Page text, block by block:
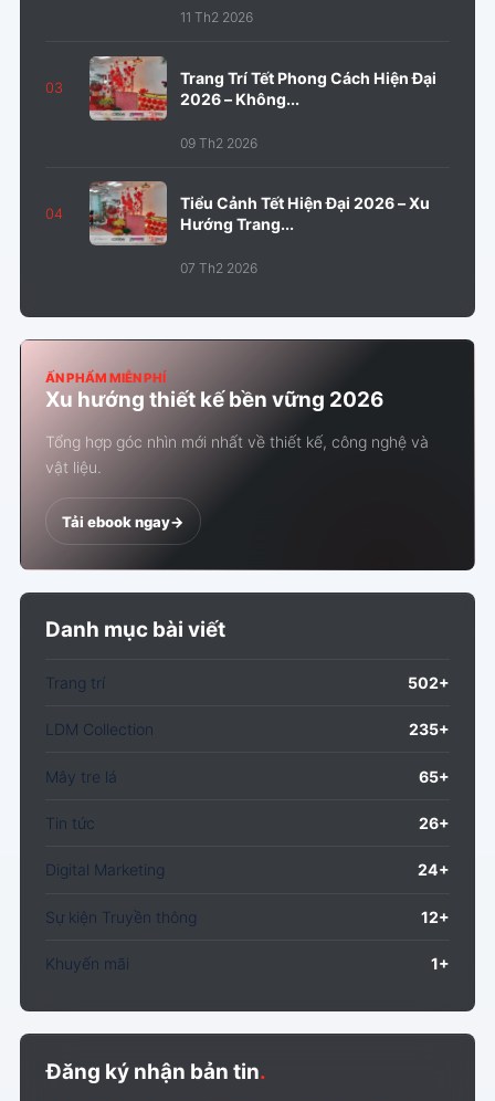
11 Th2 2026
03
Trang Trí Tết Phong Cách Hiện Đại
2026 – Không...
09 Th2 2026
04
Tiểu Cảnh Tết Hiện Đại 2026 – Xu
Hướng Trang...
07 Th2 2026
ẤN PHẨM MIỄN PHÍ
Xu hướng thiết kế bền vững 2026
Tổng hợp góc nhìn mới nhất về thiết kế, công nghệ và
vật liệu.
Tải ebook ngay->
Danh mục bài viết
Trang trí 502+
LDM Collection 235+
Mây tre lá 65+
Tin tức 26+
Digital Marketing 24+
Sự kiện Truyền thông 12+
Khuyến mãi 1+
Đăng ký nhận bản tin.